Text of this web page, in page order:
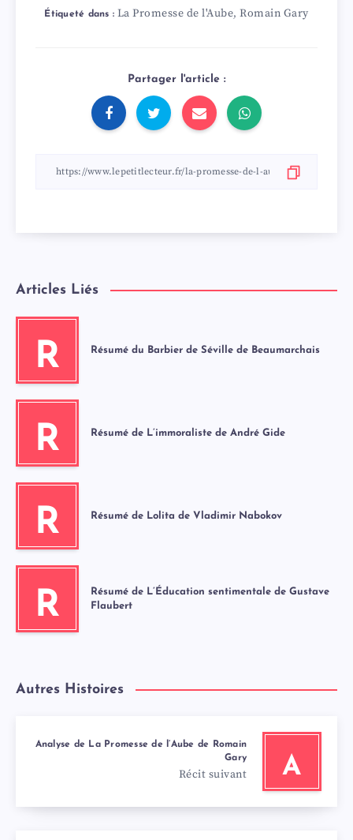
Étiqueté dans : La Promesse de l'Aube,Romain Gary
Partager l'article :
Articles Liés
R Résumé du Barbier de Séville de Beaumarchais
R Résumé de L’immoraliste de André Gide
R Résumé de Lolita de Vladimir Nabokov
R
Résumé de L’Éducation sentimentale de Gustave
Flaubert
Autres Histoires
A
Analyse de La Promesse de l’Aube de Romain
Gary
Récit suivant